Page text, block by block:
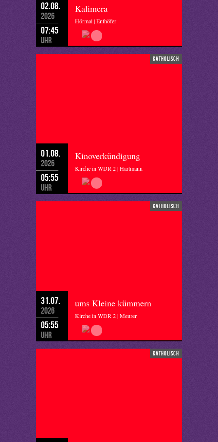
02.08.
2026
07:45
Uhr
Kalimera
Hörmal | Enthöfer
katholisch
01.08.
2026
05:55
Uhr
Kinoverkündigung
Kirche in WDR 2 | Hartmann
katholisch
31.07.
2026
05:55
Uhr
ums Kleine kümmern
Kirche in WDR 2 | Meurer
katholisch